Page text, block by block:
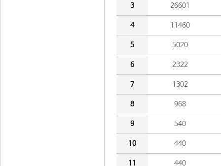
3 26601
4 11460
5 5020
6 2322
7 1302
8 968
9 540
10 440
11 440